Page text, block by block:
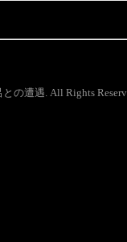
の遭遇. All Rights